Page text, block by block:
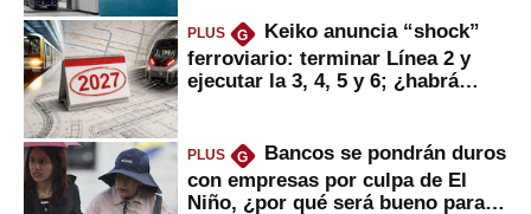
PLUS G
Keiko anuncia “shock”
ferroviario: terminar Línea 2 y
ejecutar la 3, 4, 5 y 6; ¿habrá
PLUS G
Bancos se pondrán duros
con empresas por culpa de El
Niño, ¿por qué será bueno para